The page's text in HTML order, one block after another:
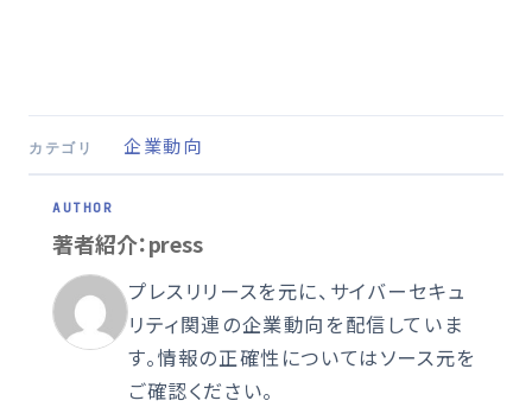
カテゴリ 企業動向
著者紹介：press
プレスリリースを元に、サイバーセキュ
リティ関連の企業動向を配信していま
す。情報の正確性についてはソース元を
ご確認ください。